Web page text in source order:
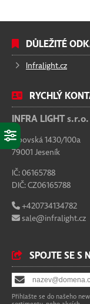
DŮLEŽITÉ
Infralight.cz
RYCHLÝ
INFRA LIGHT s.r.o.
Lipovská 1430/100a
79001 Jeseník
IČ: 06165788
DIČ: CZ06165788
+420734134782
sale@infralight.cz
SPOJTE SE S
Přihlašte se do našeho